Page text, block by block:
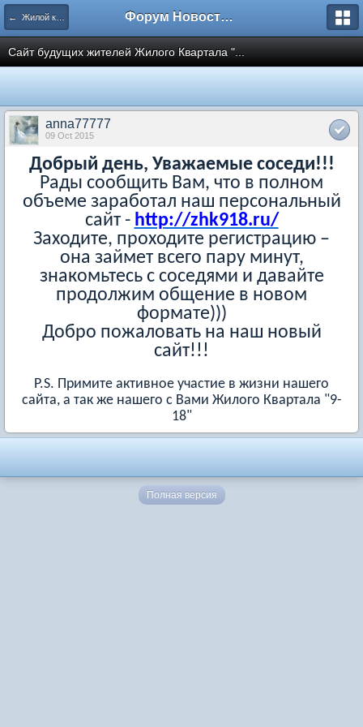
← Жилой квартал "9-18" в Мытищах Форум Новостройки
Сайт будущих жителей Жилого Квартала "...
anna77777
09 Oct 2015
Добрый день, Уважаемые соседи!!!
Рады сообщить Вам, что в полном
объеме заработал наш персональный
сайт - http://zhk918.ru/
Заходите, проходите регистрацию –
она займет всего пару минут,
знакомьтесь с соседями и давайте
продолжим общение в новом
формате)))
Добро пожаловать на наш новый
сайт!!!
P.S. Примите активное участие в жизни нашего
сайта, а так же нашего с Вами Жилого Квартала "9-
18"
Полная версия